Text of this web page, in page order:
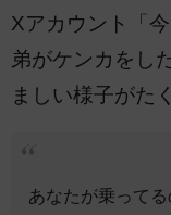
Xアカウント「
弟がケンカをし
ましい様子がた
あなたが乗って